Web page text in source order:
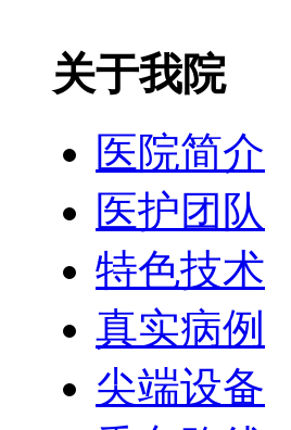
关于我院
医院简介
医护团队
特色技术
真实病例
尖端设备